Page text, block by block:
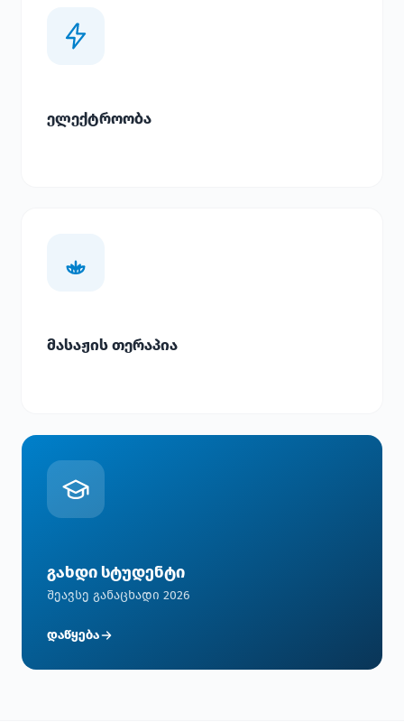
ელექტროობა
მასაჟის თერაპია
გახდი სტუდენტი
შეავსე განაცხადი 2026
დაწყება